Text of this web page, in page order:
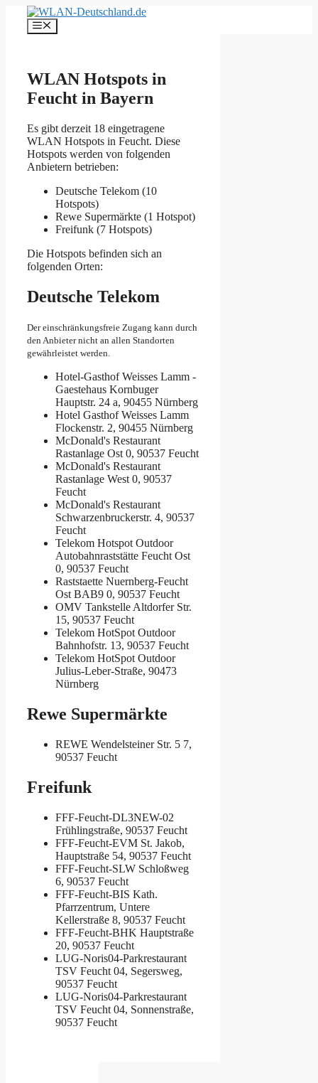
Inhalt
springen
Menü
WLAN Hotspots in
Feucht in Bayern
Es gibt derzeit 18 eingetragene
WLAN Hotspots in Feucht. Diese
Hotspots werden von folgenden
Anbietern betrieben:
Deutsche Telekom (10
Hotspots)
Rewe Supermärkte (1 Hotspot)
Freifunk (7 Hotspots)
Die Hotspots befinden sich an
folgenden Orten:
Deutsche Telekom
Der einschränkungsfreie Zugang kann durch
den Anbieter nicht an allen Standorten
gewährleistet werden.
Hotel-Gasthof Weisses Lamm -
Gaestehaus Kornbuger
Hauptstr. 24 a, 90455 Nürnberg
Hotel Gasthof Weisses Lamm
Flockenstr. 2, 90455 Nürnberg
McDonald's Restaurant
Rastanlage Ost 0, 90537 Feucht
McDonald's Restaurant
Rastanlage West 0, 90537
Feucht
McDonald's Restaurant
Schwarzenbruckerstr. 4, 90537
Feucht
Telekom Hotspot Outdoor
Autobahnraststätte Feucht Ost
0, 90537 Feucht
Raststaette Nuernberg-Feucht
Ost BAB9 0, 90537 Feucht
OMV Tankstelle Altdorfer Str.
15, 90537 Feucht
Telekom HotSpot Outdoor
Bahnhofstr. 13, 90537 Feucht
Telekom HotSpot Outdoor
Julius-Leber-Straße, 90473
Nürnberg
Rewe Supermärkte
REWE Wendelsteiner Str. 5 7,
90537 Feucht
Freifunk
FFF-Feucht-DL3NEW-02
Frühlingstraße, 90537 Feucht
FFF-Feucht-EVM St. Jakob,
Hauptstraße 54, 90537 Feucht
FFF-Feucht-SLW Schloßweg
6, 90537 Feucht
FFF-Feucht-BIS Kath.
Pfarrzentrum, Untere
Kellerstraße 8, 90537 Feucht
FFF-Feucht-BHK Hauptstraße
20, 90537 Feucht
LUG-Noris04-Parkrestaurant
TSV Feucht 04, Segersweg,
90537 Feucht
LUG-Noris04-Parkrestaurant
TSV Feucht 04, Sonnenstraße,
90537 Feucht